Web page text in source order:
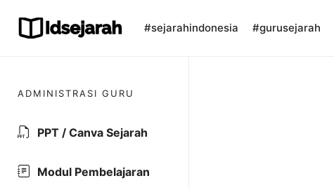
content
#sejarahindonesia #gurusejarah
ADMINISTRASI GURU
PPT / Canva Sejarah
Modul Pembelajaran